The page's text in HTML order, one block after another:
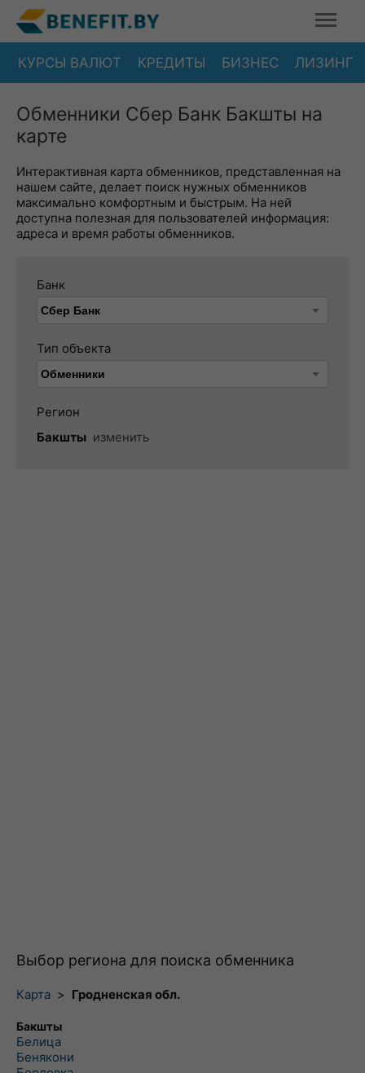
КУРСЫ ВАЛЮТ КРЕДИТЫ БИЗНЕС ЛИЗИНГ
Обменники Сбер Банк Бакшты на
карте
Интерактивная карта обменников, представленная на
нашем сайте, делает поиск нужных обменников
максимально комфортным и быстрым. На ней
доступна полезная для пользователей информация:
адреса и время работы обменников.
Банк
Тип объекта
Регион
Бакшты изменить
Выбор региона для поиска обменника
Карта > Гродненская обл.
Бакшты
Белица
Бенякони